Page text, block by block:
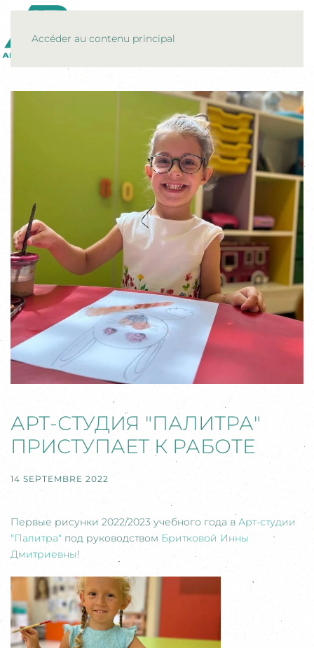
Accéder au contenu principal
АРТ-СТУДИЯ "ПАЛИТРА"
ПРИСТУПАЕТ К РАБОТЕ
14 SEPTEMBRE 2022
Первые рисунки 2022/2023 учебного года в Арт-студии
"Палитра" под руководством Бритковой Инны
Дмитриевны!